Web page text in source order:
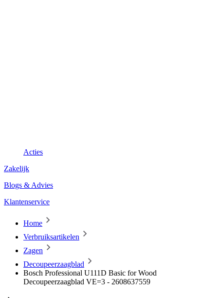
Acties
Zakelijk
Blogs & Advies
Klantenservice
Home
Verbruiksartikelen
Zagen
Decoupeerzaagblad
Bosch Professional U111D Basic for Wood
Decoupeerzaagblad VE=3 - 2608637559